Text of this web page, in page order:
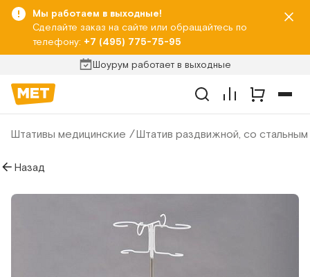
Мы работаем в выходные!
Сделайте заказ на сайте или обращайтесь по
телефону: +7 (495) 775-75-95
Шоурум работает в выходные
Штативы медицинские Штатив раздвижной, со стальным
Назад